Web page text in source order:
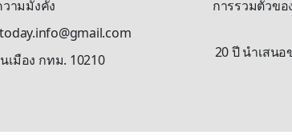
ามมั่งคั่ง
มือง กทม. 10210
การรวมตัวขอ
20 ปี นำเสน